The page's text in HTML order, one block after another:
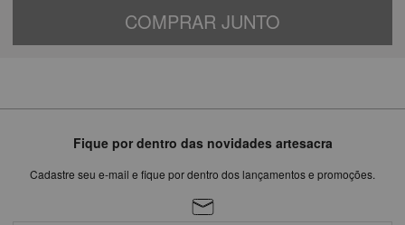
COMPRAR JUNTO
Fique por dentro das novidades artesacra
Cadastre seu e-mail e fique por dentro dos lançamentos e promoções.